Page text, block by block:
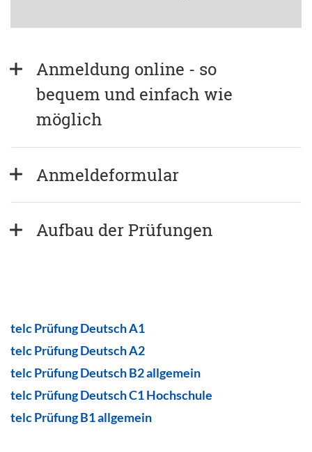
Anmeldung online - so
bequem und einfach wie
möglich
Anmeldeformular
Aufbau der Prüfungen
telc Prüfung Deutsch A1
telc Prüfung Deutsch A2
telc Prüfung Deutsch B2 allgemein
telc Prüfung Deutsch C1 Hochschule
telc Prüfung B1 allgemein